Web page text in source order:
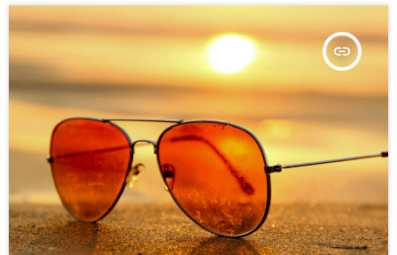
insert_link